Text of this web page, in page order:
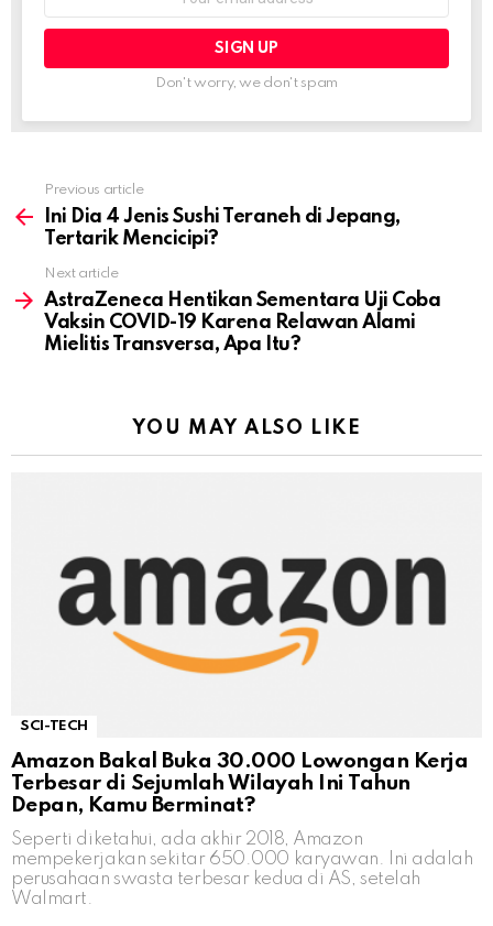
Don't worry, we don't spam
more
Previous article
Ini Dia 4 Jenis Sushi Teraneh di Jepang,
Tertarik Mencicipi?
Next article
AstraZeneca Hentikan Sementara Uji Coba
Vaksin COVID-19 Karena Relawan Alami
Mielitis Transversa, Apa Itu?
YOU MAY ALSO LIKE
SCI-TECH
Amazon Bakal Buka 30.000 Lowongan Kerja
Terbesar di Sejumlah Wilayah Ini Tahun
Depan, Kamu Berminat?
Seperti diketahui, ada akhir 2018, Amazon
mempekerjakan sekitar 650.000 karyawan. Ini adalah
perusahaan swasta terbesar kedua di AS, setelah
Walmart.